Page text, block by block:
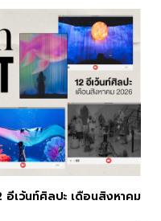
เว้นท์ศิลปะ เดือนสิงหาคม